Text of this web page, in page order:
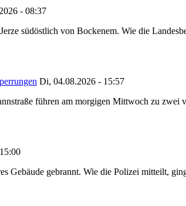
- 08:37
südöstlich von Bockenem. Wie die
Di, 04.08.2026 - 15:57
führen am morgigen Mittwoch zu
Gebäude gebrannt. Wie die Polizei mitteilt,